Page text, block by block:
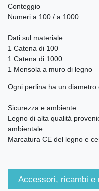
Conteggio
Numeri a 100 / a 1000
Dati sul materiale:
1 Catena di 100
1 Catena di 1000
1 Mensola a muro di legno
Ogni perlina ha un diametro
Sicurezza e ambiente:
Legno di alta qualitá
ambientale
Marcatura CE del legno e
Accessori, ricambi e